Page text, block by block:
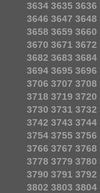
3634 3635 3636
3646 3647 3648
3658 3659 3660
3670 3671 3672
3682 3683 3684
3694 3695 3696
3706 3707 3708
3718 3719 3720
3730 3731 3732
3742 3743 3744
3754 3755 3756
3766 3767 3768
3778 3779 3780
3790 3791 3792
3802 3803 3804